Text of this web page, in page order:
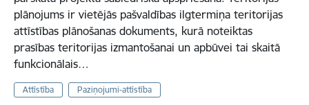
plānojums ir vietējās pašvaldības ilgtermiņa teritorijas
attīstības plānošanas dokuments, kurā noteiktas
prasības teritorijas izmantošanai un apbūvei tai skaitā
funkcionālais…
Attīstība Paziņojumi-attīstība